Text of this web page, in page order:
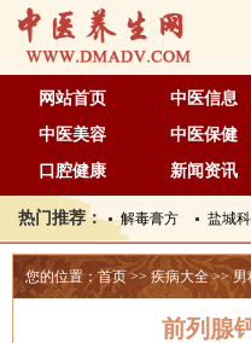
网站首页 中医信息
中医美容
中医保健
口腔健康
新闻资讯
热门推荐： 解毒膏方 盐城
您的位置：首页>> 疾病大全>>男
前列腺